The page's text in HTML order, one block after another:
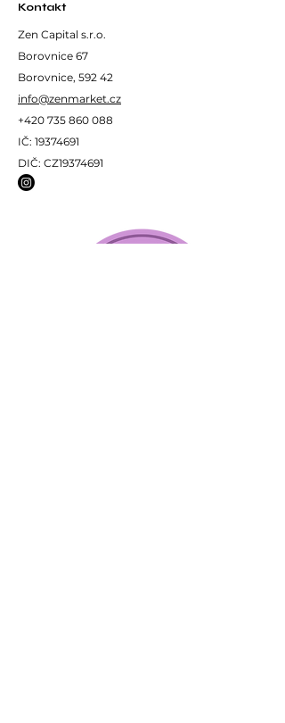
Kontakt
Zen Capital s.r.o.
Borovnice 67
Borovnice, 592 42
info@zenmarket.cz
+420 735 860 088
IČ: 19374691
DIČ: CZ19374691